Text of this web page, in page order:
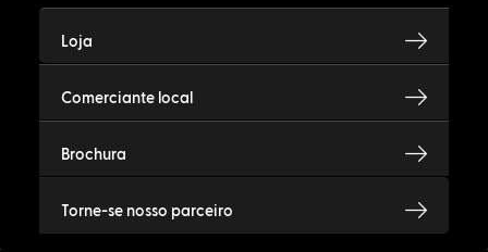
Loja
Comerciante local
Brochura
Torne-se nosso parceiro